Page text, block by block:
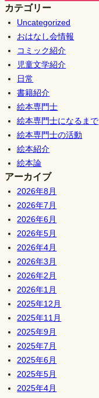
カテゴリー
Uncategorized
おはなし会情報
コミック紹介
児童文学紹介
日常
書籍紹介
絵本専門士
絵本専門士になるまで
絵本専門士の活動
絵本紹介
絵本論
アーカイブ
2026年8月
2026年7月
2026年6月
2026年5月
2026年4月
2026年3月
2026年2月
2026年1月
2025年12月
2025年11月
2025年9月
2025年7月
2025年6月
2025年5月
2025年4月